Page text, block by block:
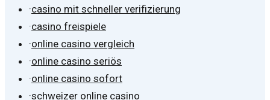
·casino mit schneller verifizierung
·casino freispiele
·online casino vergleich
·online casino seriös
·online casino sofort
·schweizer online casino